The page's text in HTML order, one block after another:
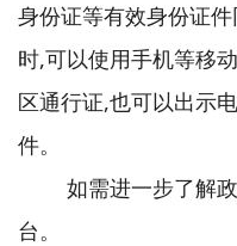
身份证等有效身份证
时,可以使用手机等移
区通行证,也可以出示
件。
如需进一步了解
台。